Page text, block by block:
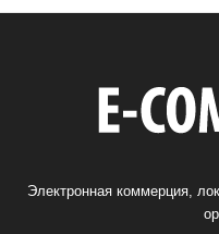
Электронная коммерция,